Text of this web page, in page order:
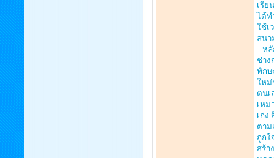
เรีย
ได้ท
ใช้เ
สนา
หลั
ช่าง
ทักษ
ใหม่
ตนเ
เหม
เก่ง
ตาม
ถูกใ
สร้า